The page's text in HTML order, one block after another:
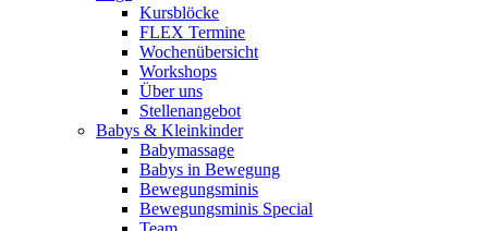
Kursblöcke
FLEX Termine
Wochenübersicht
Workshops
Über uns
Stellenangebot
Babys & Kleinkinder
Babymassage
Babys in Bewegung
Bewegungsminis
Bewegungsminis Special